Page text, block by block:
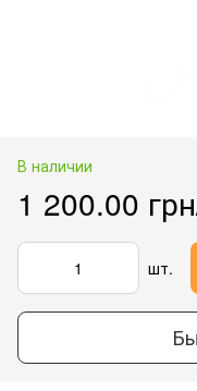
В наличии
1 200.00
шт.